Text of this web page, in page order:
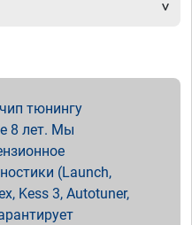
тюнингу
8 лет. Мы
(Launch,
Kess 3, Autotuner,